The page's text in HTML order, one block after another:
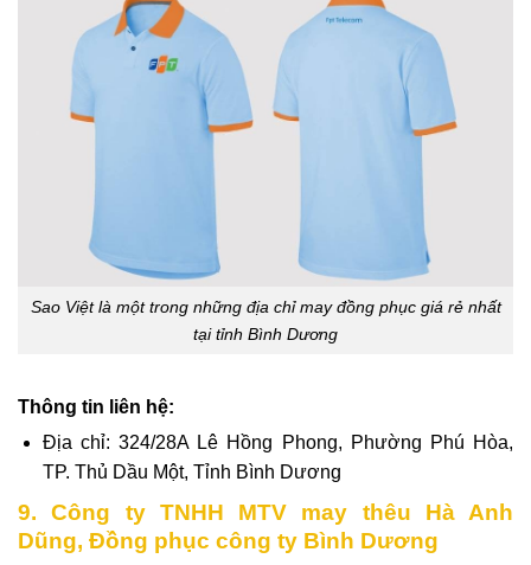
Sao Việt là một trong những địa chỉ may đồng phục giá rẻ nhất
tại tỉnh Bình Dương
Thông tin liên hệ:
Địa chỉ: 324/28A Lê Hồng Phong, Phường Phú Hòa,
TP. Thủ Dầu Một, Tỉnh Bình Dương
9. Công ty TNHH MTV may thêu Hà Anh
Dũng, Đồng phục công ty Bình Dương